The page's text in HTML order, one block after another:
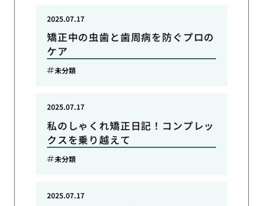
矯正中の虫歯と歯周病を防ぐプロの
ケア
2025.07.17
未分類
私のしゃくれ矯正日記！コンプレッ
クスを乗り越えて
2025.07.17
未分類
2025.07.17